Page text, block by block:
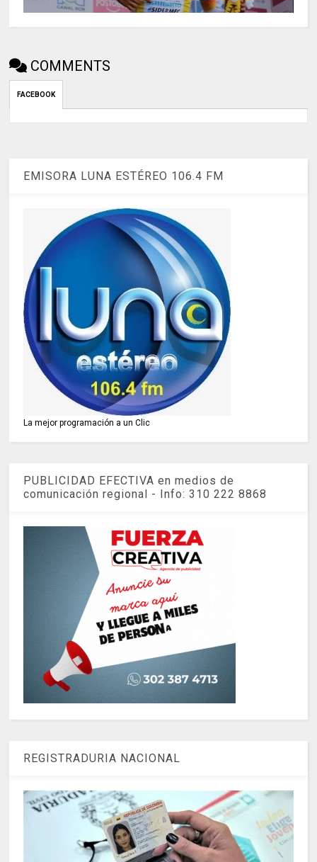
COMMENTS
FACEBOOK
EMISORA LUNA ESTÉREO 106.4 FM
La mejor programación a un Clic
PUBLICIDAD EFECTIVA en medios de
comunicación regional - Info: 310 222 8868
REGISTRADURIA NACIONAL